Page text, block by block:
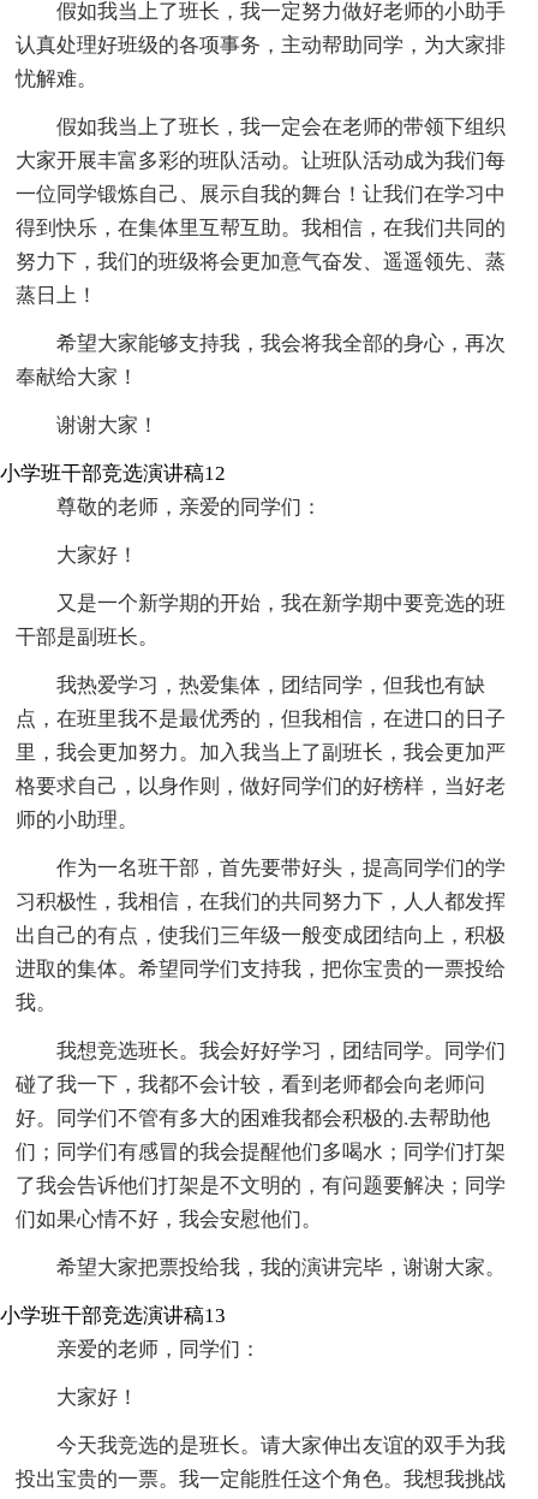
假如我当上了班长，我一定努力做好老师的小助手
认真处理好班级的各项事务，主动帮助同学，为大家排
忧解难。
假如我当上了班长，我一定会在老师的带领下组织
大家开展丰富多彩的班队活动。让班队活动成为我们每
一位同学锻炼自己、展示自我的舞台！让我们在学习中
得到快乐，在集体里互帮互助。我相信，在我们共同的
努力下，我们的班级将会更加意气奋发、遥遥领先、蒸
蒸日上！
希望大家能够支持我，我会将我全部的身心，再次
奉献给大家！
谢谢大家！
小学班干部竞选演讲稿12
尊敬的老师，亲爱的同学们：
大家好！
又是一个新学期的开始，我在新学期中要竞选的班
干部是副班长。
我热爱学习，热爱集体，团结同学，但我也有缺
点，在班里我不是最优秀的，但我相信，在进口的日子
里，我会更加努力。加入我当上了副班长，我会更加严
格要求自己，以身作则，做好同学们的好榜样，当好老
师的小助理。
作为一名班干部，首先要带好头，提高同学们的学
习积极性，我相信，在我们的共同努力下，人人都发挥
出自己的有点，使我们三年级一般变成团结向上，积极
进取的集体。希望同学们支持我，把你宝贵的一票投给
我。
我想竞选班长。我会好好学习，团结同学。同学们
碰了我一下，我都不会计较，看到老师都会向老师问
好。同学们不管有多大的困难我都会积极的.去帮助他
们；同学们有感冒的我会提醒他们多喝水；同学们打架
了我会告诉他们打架是不文明的，有问题要解决；同学
们如果心情不好，我会安慰他们。
希望大家把票投给我，我的演讲完毕，谢谢大家。
小学班干部竞选演讲稿13
亲爱的老师，同学们：
大家好！
今天我竞选的是班长。请大家伸出友谊的双手为我
投出宝贵的一票。我一定能胜任这个角色。我想我挑战